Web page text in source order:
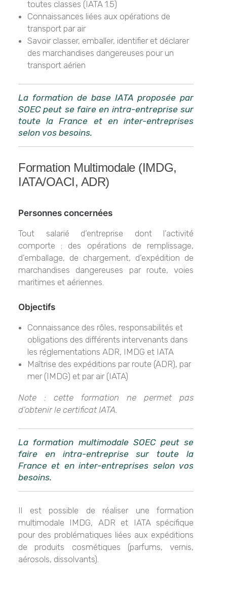
toutes classes (IATA 1.5)
Connaissances liées aux opérations de
transport par air
Savoir classer, emballer, identifier et déclarer
des marchandises dangereuses pour un
transport aérien
La formation de base IATA proposée par
SOEC peut se faire en intra-entreprise sur
toute la France et en inter-entreprises
selon vos besoins.
Formation Multimodale (IMDG,
IATA/OACI, ADR)
Personnes concernées
Tout salarié d’entreprise dont l’activité
comporte : des opérations de remplissage,
d’emballage, de chargement, d’expédition de
marchandises dangereuses par route, voies
maritimes et aériennes.
Objectifs
Connaissance des rôles, responsabilités et
obligations des différents intervenants dans
les réglementations ADR, IMDG et IATA
Maîtrise des expéditions par route (ADR), par
mer (IMDG) et par air (IATA)
Note : cette formation ne permet pas
d’obtenir le certificat IATA.
La formation multimodale SOEC peut se
faire en intra-entreprise sur toute la
France et en inter-entreprises selon vos
besoins.
Il est possible de réaliser une formation
multimodale IMDG, ADR et IATA spécifique
pour des problématiques liées aux expéditions
de produits cosmétiques (parfums, vernis,
aérosols, dissolvants).